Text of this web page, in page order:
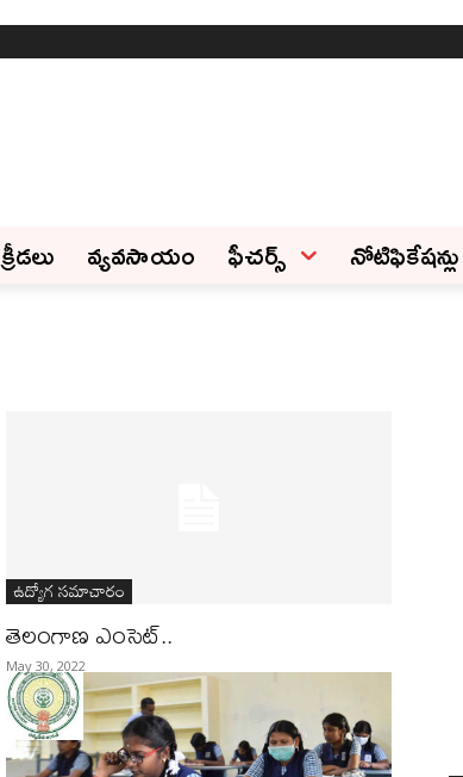
క్రీడలు వ్యవసాయం ఫీచ‌ర్స్ ‌ నోటిఫికేషన్లు
ఉద్యోగ సమాచారం
తెలంగాణ ఎంసెట్..
May 30, 2022